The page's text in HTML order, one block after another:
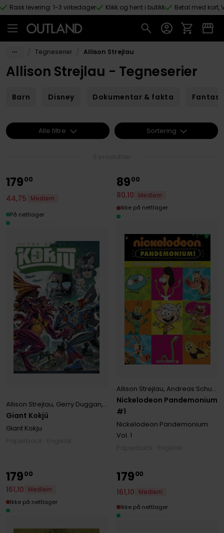
Hopp til hovedinnhold
Rask levering: 1-3 virkedager Klikk og hent i butikk Betal med kort,
Tegneserier Allison Strejlau
Allison Strejlau - Tegneserier
Barn Disney Dokumentar & fakta Fantasy
Giant Kokjü
Allison Strejlau, Gerry Duggan, Katy Farina,Mad Rupert,Megan
Giant Kokju
17900
44,75
Medlem
På nettlager
Nickelodeon Pandemonium
#1
Allison Strejlau,Andreas Schuster
Nickelodeon Pandemonium
Vol. 1
8900
80,10
Medlem
Ikke på nettlager
17900
161,10
Medlem
Ikke på nettlager
17900
161,10
Medlem
Ikke på nettlager
Alle filtre Sortering